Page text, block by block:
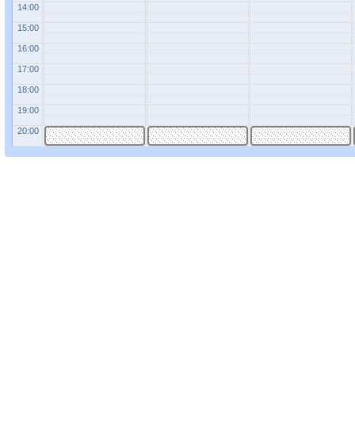
14:00
15:00
16:00
17:00
18:00
19:00
20:00